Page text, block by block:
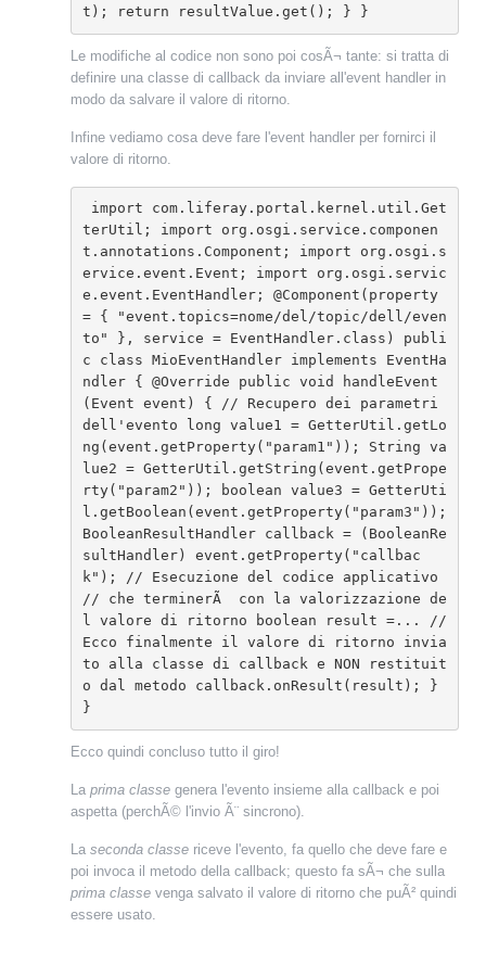
t); return resultValue.get(); } }
Le modifiche al codice non sono poi cosÃ¬ tante: si tratta di
definire una classe di callback da inviare all'event handler in
modo da salvare il valore di ritorno.
Infine vediamo cosa deve fare l'event handler per fornirci il
valore di ritorno.
terUtil; import org.osgi.service.componen
t.annotations.Component; import org.osgi.s
ervice.event.Event; import org.osgi.servic
e.event.EventHandler; @Component(property
= { "event.topics=nome/del/topic/dell/even
to" }, service = EventHandler.class) publi
c class MioEventHandler implements EventHa
ndler { @Override public void handleEvent
(Event event) { // Recupero dei parametri
dell'evento long value1 = GetterUtil.getLo
ng(event.getProperty("param1")); String va
lue2 = GetterUtil.getString(event.getPrope
rty("param2")); boolean value3 = GetterUti
l.getBoolean(event.getProperty("param3"));
BooleanResultHandler callback = (BooleanRe
sultHandler) event.getProperty("callbac
k"); // Esecuzione del codice applicativo
// che terminerÃ  con la valorizzazione de
l valore di ritorno boolean result =... //
Ecco finalmente il valore di ritorno invia
to alla classe di callback e NON restituit
}
Ecco quindi concluso tutto il giro!
La prima classe genera l'evento insieme alla callback e poi
aspetta (perchÃ© l'invio Ã¨ sincrono).
La seconda classe riceve l'evento, fa quello che deve fare e
poi invoca il metodo della callback; questo fa sÃ¬ che sulla
prima classe venga salvato il valore di ritorno che puÃ² quindi
essere usato.